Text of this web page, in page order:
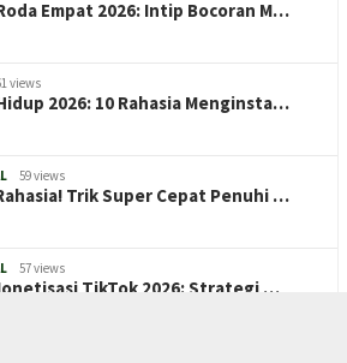
Empat 2026: Intip Bocoran M…
views
2026: 10 Rahasia Menginsta…
59 views
Trik Super Cepat Penuhi …
57 views
TikTok 2026: Strategi …